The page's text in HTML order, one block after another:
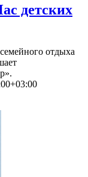
детских
отдыха